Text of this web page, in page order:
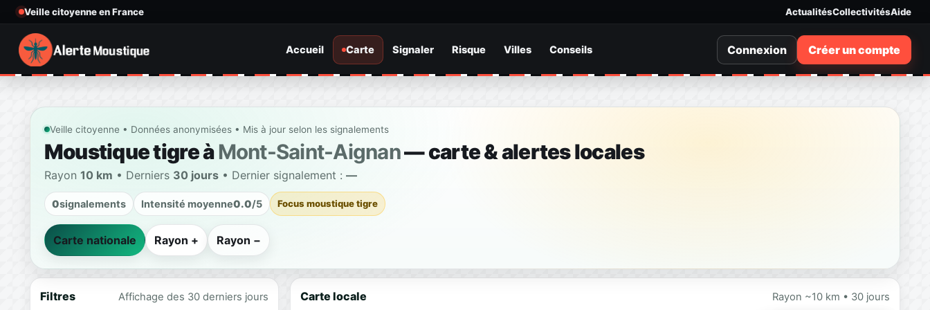
Veille citoyenne en France ActualitésCollectivitésAide
Accueil Carte Signaler Risque Villes Conseils Connexion Créer un compte
Veille citoyenne • Données anonymisées • Mis à jour selon les signalements
Moustique tigre àMont-Saint-Aignan— carte & alertes locales
Rayon 10 km • Derniers 30 jours• Dernier signalement : —
0signalements Intensité moyenne0.0/5 Focus moustique tigre
Carte nationale Rayon + Rayon −
Filtres Affichage des 30 derniers jours Carte locale Rayon ~10 km • 30 jours